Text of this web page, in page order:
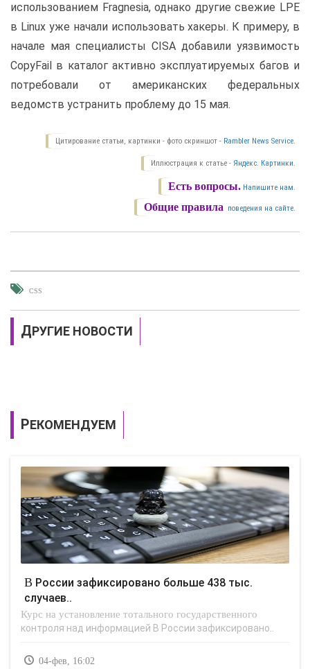
использованием Fragnesia, однако другие свежие LPE
в Linux уже начали использовать хакеры. К примеру, в
начале мая специалисты CISA добавили уязвимость
CopyFail в каталог активно эксплуатируемых багов и
потребовали от американских федеральных
ведомств устранить проблему до 15 мая.
Цитирование статьи, картинки - фото скриншот - Rambler News Service.
Иллюстрация к статье - Яндекс. Картинки.
Есть вопросы. Напишите нам.
Общие правила поведения на сайте.
CSS
ДРУГИЕ НОВОСТИ
РЕКОМЕНДУЕМ
В России зафиксировано больше 438 тыс.
случаев..
Курс на установление тотального государственного
контроля над информацией В России зафиксировано..
04-фев, 16:02